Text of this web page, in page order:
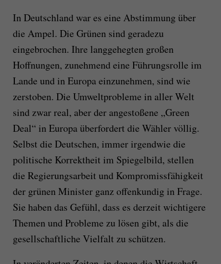
In Deutschland war es eine Abstimmung über
die Ampel. Die Grünen sind geradezu
eingebrochen. Ihre langgehegten großen
Hoffnungen, zunehmend eine Führungsrolle im
Lande und in Europa einzunehmen, sind wie
zerstoben. Die Umweltprobleme in aller Welt
sind zwar real, aber der angestoßene „Green
Deal“ in Europa überfordert die Wähler völlig.
Selbst die Deutschen, immer irgendwie die
politische Korrektheit im Spiegelbild, stellen
die Regierungsarbeit und Kompromissfähigkeit
der grünen Minister ganz offenkundig in Frage.
Sie haben das Gefühl, dass es derzeit wichtigere
Themen und Probleme zu lösen gibt, als die
gesellschaftliche Vielfalt zu schützen.